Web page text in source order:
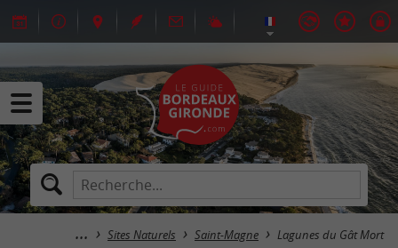
Sites Naturels Saint-Magne Lagunes du Gât Mort